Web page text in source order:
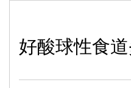
好酸球性食